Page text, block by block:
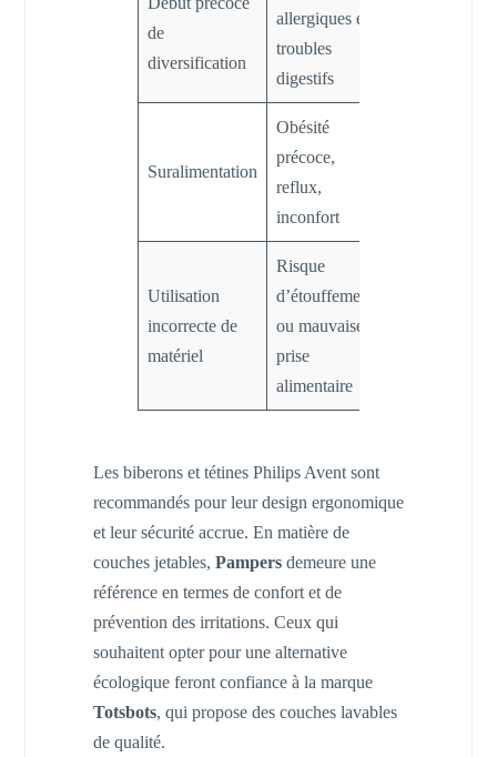
de
diversification
allergiques et
troubles
digestifs
Suralimentation
Obésité
précoce,
reflux,
inconfort
Utilisation
incorrecte de
matériel
Risque
d’étouffement
ou mauvaise
prise
alimentaire
Les biberons et tétines Philips Avent sont
recommandés pour leur design ergonomique
et leur sécurité accrue. En matière de
couches jetables, Pampersdemeure une
référence en termes de confort et de
prévention des irritations. Ceux qui
souhaitent opter pour une alternative
écologique feront confiance à la marque
Totsbots, qui propose des couches lavables
de qualité.